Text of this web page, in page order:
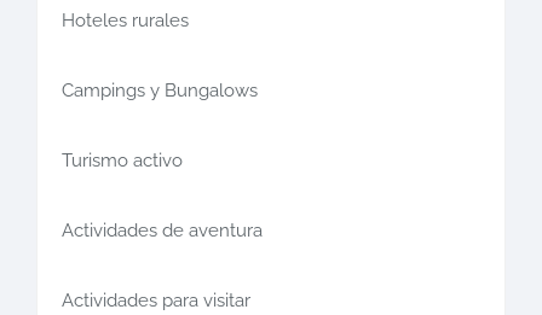
Hoteles rurales
Campings y Bungalows
Turismo activo
Actividades de aventura
Actividades para visitar